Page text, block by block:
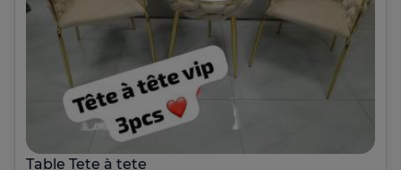
Table Tete à tete